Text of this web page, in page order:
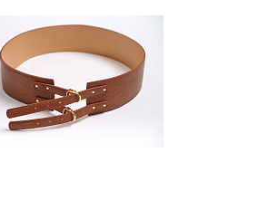
В наличии